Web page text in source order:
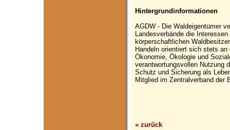
Hintergrundinformationen
AGDW - Die Waldeigentümer
Landesverbände die
körperschaftlichen
Handeln orientiert sich stets
Ökonomie, Ökologie und
verantwortungsvollen Nutzung
Schutz und Sicherung als
Mitglied im Zentralverband der
» zurück